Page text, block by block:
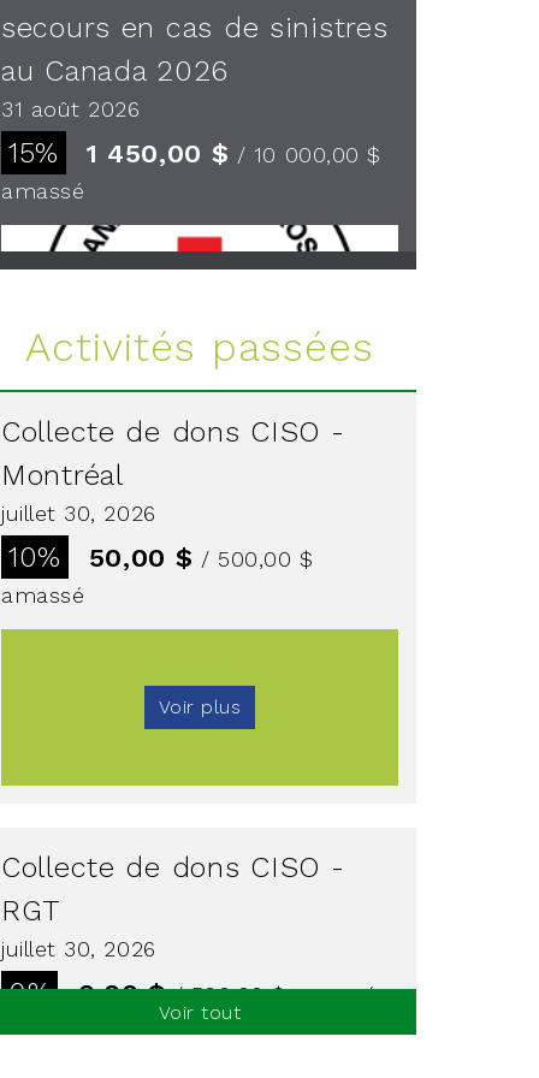
secours en cas de sinistres
au Canada 2026
31 août 2026
15% 1 450,00 $ / 10 000,00 $
amassé
Activités passées
Collecte de dons CISO -
Montréal
juillet 30, 2026
10% 50,00 $ / 500,00 $
amassé
Voir plus
Collecte de dons CISO -
RGT
juillet 30, 2026
0% 0,00 $/ 500,00 $amassé
Voir tout